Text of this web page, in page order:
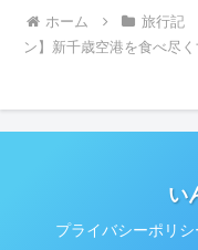
ホーム 旅行記
ン】新千歳空港を食べ尽
い
プライバシーポリシ